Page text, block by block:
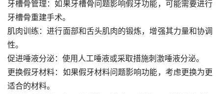
牙槽骨管理：如果牙槽骨问题影响假牙功能，可能需要进行
牙槽骨重建手术。
肌肉训练：进行面部和舌头肌肉的锻炼，增强其力量和协调
性。
促进唾液分泌：使用人工唾液或采取措施刺激唾液分泌。
更换假牙材料：如果假牙材料问题影响功能，考虑更换为更
适合的材料。